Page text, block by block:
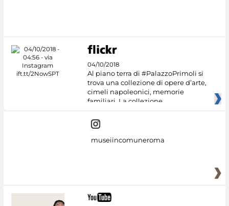
04/10/2018
Al piano terra di #PalazzoPrimoli si
trova una collezione di opere d’arte,
cimeli napoleonici, memorie
familiari. La collezione
museiincomuneroma